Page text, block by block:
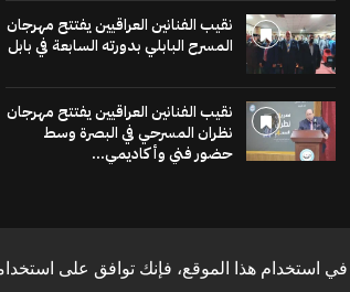
نقيب الفنانين العراقيين يفتتح مهرجان
المسرح البابلي بدورته السابعة في بابل
نقيب الفنانين العراقيين يفتتح مهرجان
نظران المسرحي في البصرة وسط
حضور فني وأكاديمي...
هذا الموقع، فإنك توافق على